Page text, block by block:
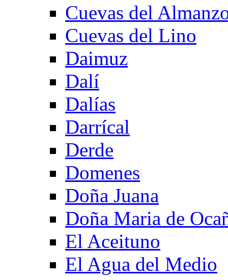
Cuevas del
Cuevas del Lino
Daimuz
Dalí
Dalías
Darrícal
Derde
Domenes
Doña Juana
Doña Maria de
El Aceituno
El Agua del Medio